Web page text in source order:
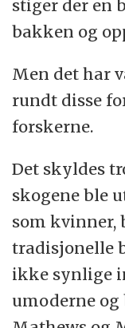
stiger der en
bakken og
Men det har
rundt disse
forskerne.
Det skyldes
skogene ble
som kvinner,
tradisjonelle
ikke synlige
umoderne